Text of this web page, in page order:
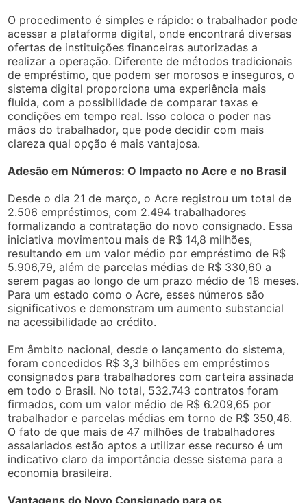
O procedimento é simples e rápido: o trabalhador pode
acessar a plataforma digital, onde encontrará diversas
ofertas de instituições financeiras autorizadas a
realizar a operação. Diferente de métodos tradicionais
de empréstimo, que podem ser morosos e inseguros, o
sistema digital proporciona uma experiência mais
fluida, com a possibilidade de comparar taxas e
condições em tempo real. Isso coloca o poder nas
mãos do trabalhador, que pode decidir com mais
clareza qual opção é mais vantajosa.
Adesão em Números: O Impacto no Acre e no Brasil
Desde o dia 21 de março, o Acre registrou um total de
2.506 empréstimos, com 2.494 trabalhadores
formalizando a contratação do novo consignado. Essa
iniciativa movimentou mais de R$ 14,8 milhões,
resultando em um valor médio por empréstimo de R$
5.906,79, além de parcelas médias de R$ 330,60 a
serem pagas ao longo de um prazo médio de 18 meses.
Para um estado como o Acre, esses números são
significativos e demonstram um aumento substancial
na acessibilidade ao crédito.
Em âmbito nacional, desde o lançamento do sistema,
foram concedidos R$ 3,3 bilhões em empréstimos
consignados para trabalhadores com carteira assinada
em todo o Brasil. No total, 532.743 contratos foram
firmados, com um valor médio de R$ 6.209,65 por
trabalhador e parcelas médias em torno de R$ 350,46.
O fato de que mais de 47 milhões de trabalhadores
assalariados estão aptos a utilizar esse recurso é um
indicativo claro da importância desse sistema para a
economia brasileira.
Vantagens do Novo Consignado para os